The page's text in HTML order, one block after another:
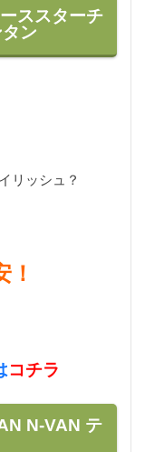
ススターチ
ン
リッシュ？
コチラ
N-VAN テ